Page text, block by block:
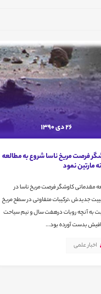
26 دی 1390
فرصت مریخ ناسا شروع به مطالعه
مارتین نمود
مقدماتی کاوشگر فرصت مریخ ناسا در
جدیدش ،ترکیبات متفاوتی در سطح مریخ
به آنچه روبات درهفت سال و نیم سیاحت
بدست آورده بود...
اخبار علمی